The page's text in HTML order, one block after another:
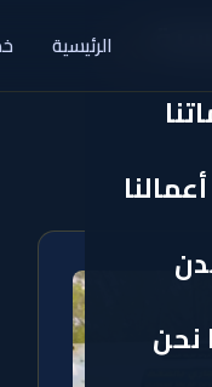
نحن
الرئيسية